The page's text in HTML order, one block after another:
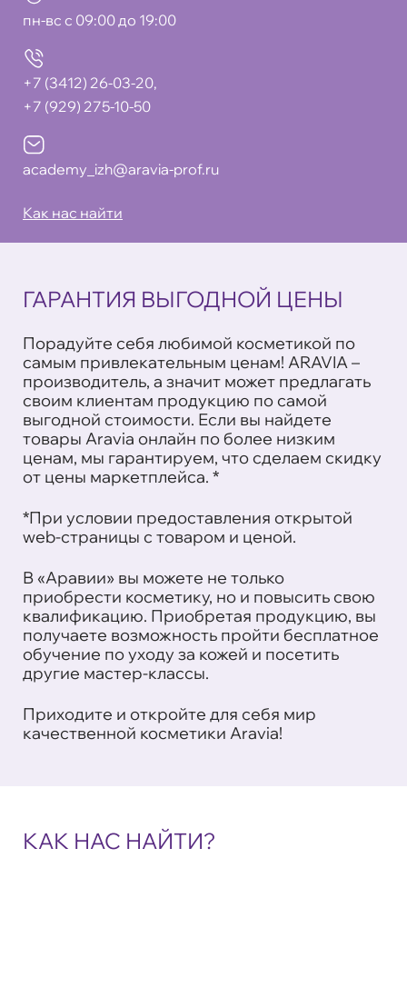
пн-вс с 09:00 до 19:00
+7 (3412) 26-03-20,
+7 (929) 275-10-50
academy_izh@aravia-prof.ru
Как нас найти
ГАРАНТИЯ ВЫГОДНОЙ ЦЕНЫ
Порадуйте себя любимой косметикой по
самым привлекательным ценам! ARAVIA –
производитель, а значит может предлагать
своим клиентам продукцию по самой
выгодной стоимости. Если вы найдете
товары Aravia онлайн по более низким
ценам, мы гарантируем, что сделаем скидку
от цены маркетплейса. *
*При условии предоставления открытой
web-страницы с товаром и ценой.
В «Аравии» вы можете не только
приобрести косметику, но и повысить свою
квалификацию. Приобретая продукцию, вы
получаете возможность пройти бесплатное
обучение по уходу за кожей и посетить
другие мастер-классы.
Приходите и откройте для себя мир
качественной косметики Aravia!
КАК НАС НАЙТИ?